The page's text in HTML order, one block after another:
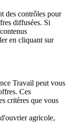
des contrôles pour
diffusées. Si
en cliquant sur
Travail peut vous
Ces
critères que vous
agricole,